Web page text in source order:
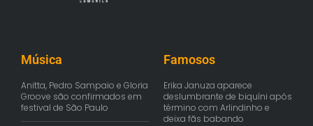
Música
Anitta, Pedro Sampaio e Gloria
Groove são confirmados em
festival de São Paulo
Famosos
Erika Januza aparece
deslumbrante de biquíni após
término com Arlindinho e
deixa fãs babando